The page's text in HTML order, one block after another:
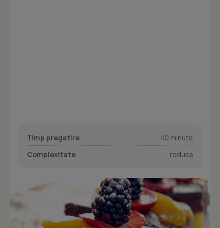
Timp pregatire
40 minute
Complexitate
redusa